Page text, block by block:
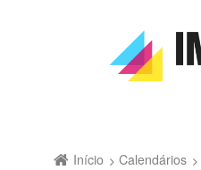
Início Calendários